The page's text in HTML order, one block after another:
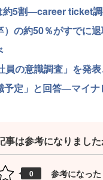
5割―career ticket
）の約50％がすでに
員の意識調査」を発
予定」と回答―マイナ
事は参考になりました
0 参考になった